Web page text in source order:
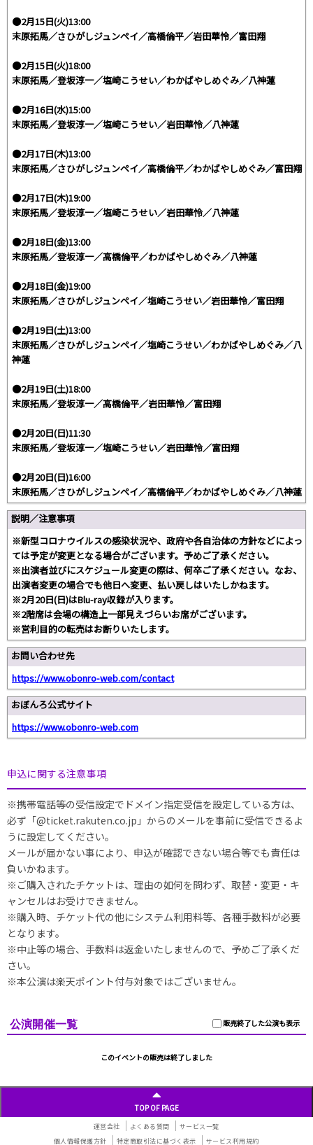
●2月15日(火)13:00
末原拓馬／さひがしジュンペイ／高橋倫平／岩田華怜／富田翔
●2月15日(火)18:00
末原拓馬／登坂淳一／塩崎こうせい／わかばやしめぐみ／八神蓮
●2月16日(水)15:00
末原拓馬／登坂淳一／塩崎こうせい／岩田華怜／八神蓮
●2月17日(木)13:00
末原拓馬／さひがしジュンペイ／高橋倫平／わかばやしめぐみ／富田翔
●2月17日(木)19:00
末原拓馬／登坂淳一／塩崎こうせい／岩田華怜／八神蓮
●2月18日(金)13:00
末原拓馬／登坂淳一／高橋倫平／わかばやしめぐみ／八神蓮
●2月18日(金)19:00
末原拓馬／さひがしジュンペイ／塩崎こうせい／岩田華怜／富田翔
●2月19日(土)13:00
末原拓馬／さひがしジュンペイ／塩崎こうせい／わかばやしめぐみ／八
神蓮
●2月19日(土)18:00
末原拓馬／登坂淳一／高橋倫平／岩田華怜／富田翔
●2月20日(日)11:30
末原拓馬／登坂淳一／塩崎こうせい／岩田華怜／富田翔
●2月20日(日)16:00
末原拓馬／さひがしジュンペイ／高橋倫平／わかばやしめぐみ／八神蓮
説明／注意事項
※新型コロナウイルスの感染状況や、政府や各自治体の方針などによっ
ては予定が変更となる場合がございます。予めご了承ください。
※出演者並びにスケジュール変更の際は、何卒ご了承ください。なお、
出演者変更の場合でも他日へ変更、払い戻しはいたしかねます。
※2月20日(日)はBlu-ray収録が入ります。
※2階席は会場の構造上一部見えづらいお席がございます。
※営利目的の転売はお断りいたします。
お問い合わせ先
https://www.obonro-web.com/contact
おぼんろ公式サイト
https://www.obonro-web.com
申込に関する注意事項
※携帯電話等の受信設定でドメイン指定受信を設定している方は、
必ず「@ticket.rakuten.co.jp」からのメールを事前に受信できるよ
うに設定してください。
メールが届かない事により、申込が確認できない場合等でも責任は
負いかねます。
※ご購入されたチケットは、理由の如何を問わず、取替・変更・キ
ャンセルはお受けできません。
※購入時、チケット代の他にシステム利用料等、各種手数料が必要
となります。
※中止等の場合、手数料は返金いたしませんので、予めご了承くだ
さい。
※本公演は楽天ポイント付与対象ではございません。
販売終了した公演も表示
公演開催一覧
このイベントの販売は終了しました
TOP OF PAGE
運営会社 よくある質問
サービス一覧
個人情報保護方針
特定商取引法に基づく表示 サービス利用規約